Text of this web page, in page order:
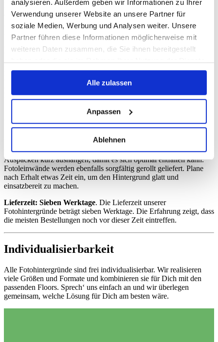
analysieren. Außerdem geben wir Informationen zu Ihrer
Verwendung unserer Website an unsere Partner für
soziale Medien, Werbung und Analysen weiter. Unsere
Partner führen diese Informationen möglicherweise mit
weiteren Daten zusammen, die Sie ihnen bereitgestellt
haben oder die sie im Rahmen Ihrer Nutzung der Dienste
gesammelt haben.
Alle zulassen
Anpassen
Ablehnen
Knicke zu vermeiden. Vinyl-Hintergründe werden idealerweise
aufgerollt und trocken gelagert. Fotoleinwände sollten ebenfalls
gerollt, jedoch mit einem Schutzpapier zwischen den Lagen,
gelagert werden, um Druckstellen zu vermeiden.
Befestigung im Studio
Beide Materialien lassen sich problemlos mit Klemmen,
auf eine glatte Aufhängung, um Lichtreflexe besser kontrollieren zu
können. Fotoleinwände profitieren von einer gleichmäßigen
Versand & Lieferung
Unsere Fotohintergründe werden grundsätzlich gerollt versendet,
um Faltenbildung zu vermeiden. Bitte lasse das Material nach dem
Auspacken kurz aushängen, damit es sich optimal entfalten kann.
Fotoleinwände werden ebenfalls sorgfältig gerollt geliefert. Plane
nach Erhalt etwas Zeit ein, um den Hintergrund glatt und
einsatzbereit zu machen.
Lieferzeit: Sieben Werktage. Die Lieferzeit unserer
Fotohintergründe beträgt sieben Werktage. Die Erfahrung zeigt, dass
die meisten Bestellungen noch vor dieser Zeit eintreffen.
Individualisierbarkeit
Alle Fotohintergründe sind frei individualisierbar. Wir realisieren
viele Größen und Formate und kombinieren sie für Dich mit den
passenden Floors. Sprech‘ uns einfach an und wir überlegen
gemeinsam, welche Lösung für Dich am besten wäre.